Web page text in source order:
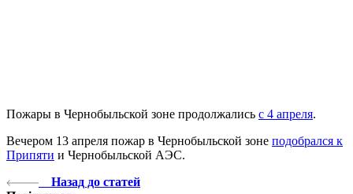
Пожары в Чернобыльской зоне продолжались с 4 апреля.
Вечером 13 апреля пожар в Чернобыльской зоне подобрался к
Припяти и Чернобыльской АЭС.
Назад до статей